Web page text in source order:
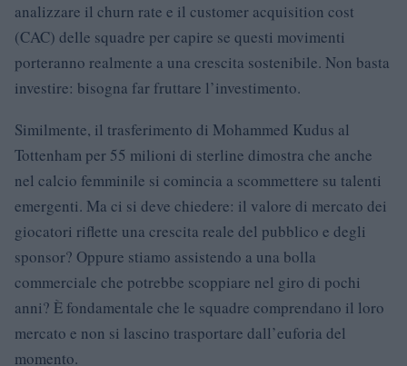
analizzare il churn rate e il customer acquisition cost
(CAC) delle squadre per capire se questi movimenti
porteranno realmente a una crescita sostenibile. Non basta
investire: bisogna far fruttare l’investimento.
Similmente, il trasferimento di Mohammed Kudus al
Tottenham per 55 milioni di sterline dimostra che anche
nel calcio femminile si comincia a scommettere su talenti
emergenti. Ma ci si deve chiedere: il valore di mercato dei
giocatori riflette una crescita reale del pubblico e degli
sponsor? Oppure stiamo assistendo a una bolla
commerciale che potrebbe scoppiare nel giro di pochi
anni? È fondamentale che le squadre comprendano il loro
mercato e non si lascino trasportare dall’euforia del
momento.